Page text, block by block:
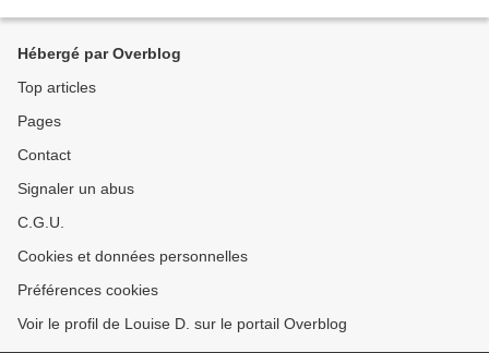
Hébergé par Overblog
Top articles
Pages
Contact
Signaler un abus
C.G.U.
Cookies et données personnelles
Préférences cookies
Voir le profil de Louise D. sur le portail Overblog